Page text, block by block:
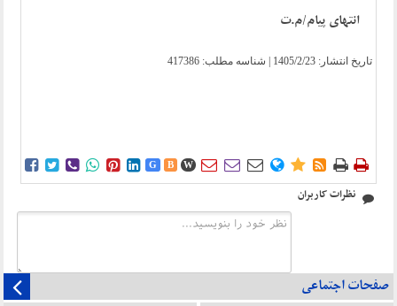
انتهای پیام/م.ت
تاریخ انتشار: 1405/2/23 | شناسه مطلب: 417386
      G B W        
نظرات کاربران
صفحات اجتماعی